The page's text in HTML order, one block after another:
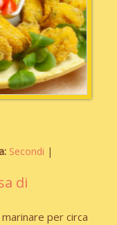
Secondi
di
per circa